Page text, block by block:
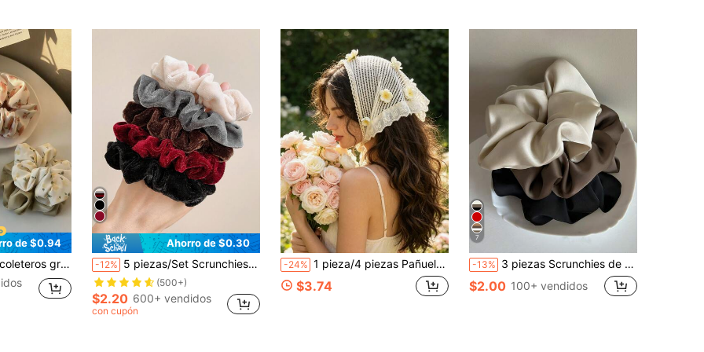
de $0.94
moda, aptos para bañarse, lavarse la cara y combinar con el atuendo
Ahorro de $0.30
-12% 5 piezas/Set Scrunchies de terciopelo sólido vintage, lazos elásticos suaves para el cabello, sujetadores de cola de caballo en colores surtidos, accesorios para el cabello
(500+)
$2.20 600+ vendidos
con cupón
-24% 1 pieza/4 piezas Pañuelo triangular de malla de punto estilo pastoral fresco, bandana con lazo floral de margaritas 3D, pañuelo para la cabeza estética de chica de vacaciones en la playa
$3.74
7
-13% 3 piezas Scrunchies de satén de seda francés retro en negro/blanco/caqui para mujeres, elegantes y versátiles de unicolor minimalista, adecuados para uso diario, casual, fiesta, viaje, coleta, moño, lavado de cara, maquillaje, accesorio de vestimenta, elásticos para el cabello, bandas de goma para el cabello, cuerda para el cabello, elástico para el cabello, festival, cumpleaños
$2.00 100+ vendidos